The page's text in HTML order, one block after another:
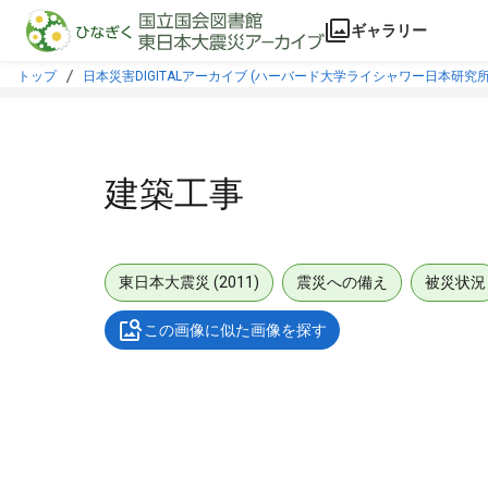
本文に飛ぶ
ギャラリー
トップ 日本災害DIGITALアーカイブ (ハーバード大学ライシャワー日本研究
建築工事
東日本大震災 (2011) 震災への備え 被災状況
この画像に似た画像を探す